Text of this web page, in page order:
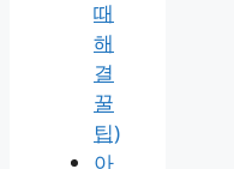
때
해
결
꿀
팁)
아